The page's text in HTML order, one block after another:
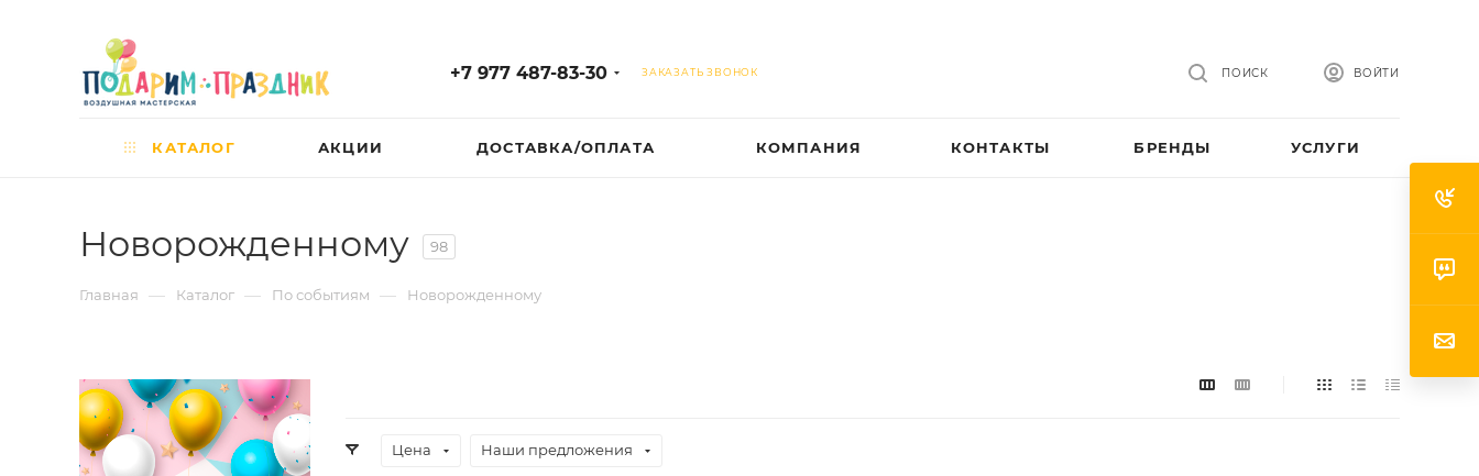
+7 977 487-83-30 ЗАКАЗАТЬ ЗВОНОК ВОЙТИ
ПОИСК
КАТАЛОГ АКЦИИ ДОСТАВКА/ОПЛАТА КОМПАНИЯ КОНТАКТЫ БРЕНДЫ УСЛУГИ
Новорожденному 98
Главная — Каталог — По событиям — Новорожденному
Цена Наши предложения